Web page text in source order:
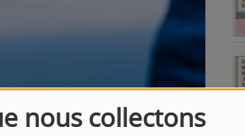
nous collectons